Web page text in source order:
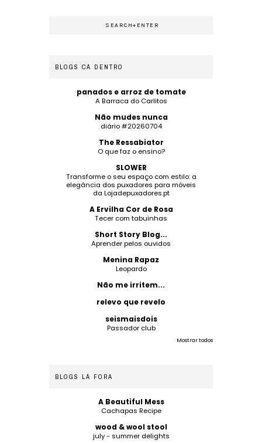
BLOGS CÁ DENTRO
panados e arroz de tomate
A Barraca do Carlitos
Não mudes nunca
diário #20260704
The Ressabiator
O que faz o ensino?
SLOWER
Transforme o seu espaço com estilo: a
elegância dos puxadores para móveis
da Lojadepuxadores.pt
A Ervilha Cor de Rosa
Tecer com tabuinhas
Short Story Blog...
Aprender pelos ouvidos
Menina Rapaz
Leopardo
Não me irritem...
relevo que revelo
seismaisdois
Passador club
Mostrar todos
BLOGS LÁ FORA
A Beautiful Mess
Cachapas Recipe
wood & wool stool
july - summer delights